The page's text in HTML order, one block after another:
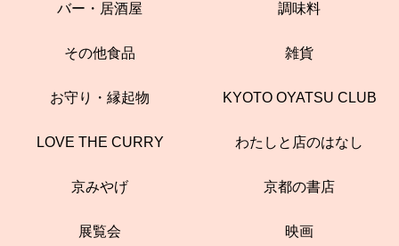
バー・居酒屋 調味料
その他食品 雑貨
お守り・縁起物 KYOTO OYATSU CLUB
LOVE THE CURRY わたしと店のはなし
京みやげ 京都の書店
展覧会 映画